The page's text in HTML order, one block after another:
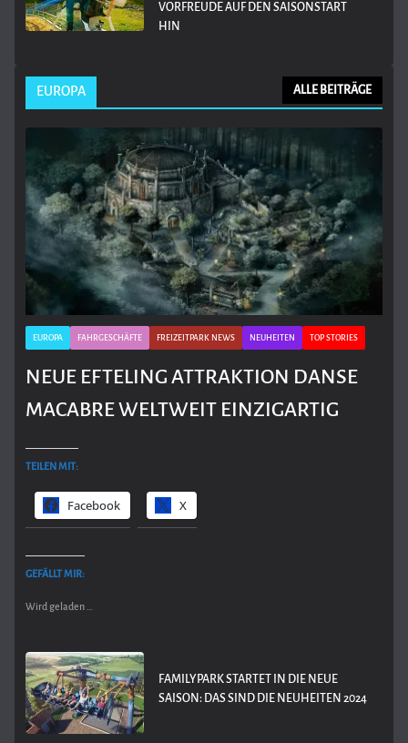
VORFREUDE AUF DEN SAISONSTART
HIN
EUROPA ALLE BEITRÄGE
EUROPA FAHRGESCHÄFTE FREIZEITPARK NEWS NEUHEITEN TOP STORIES
NEUE EFTELING ATTRAKTION DANSE
MACABRE WELTWEIT EINZIGARTIG
TEILEN MIT:
Facebook X
GEFÄLLT MIR:
Wird geladen …
FAMILYPARK STARTET IN DIE NEUE
SAISON: DAS SIND DIE NEUHEITEN 2024